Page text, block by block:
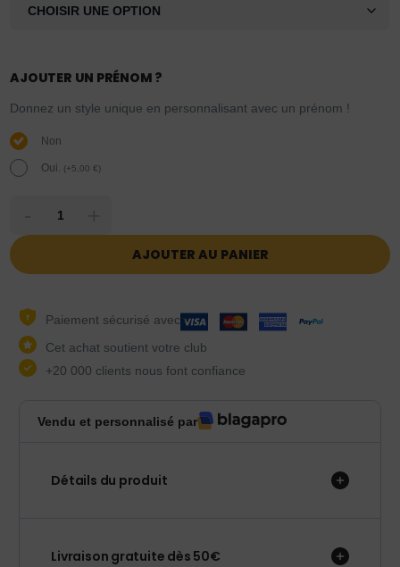
AJOUTER UN PRÉNOM ?
Donnez un style unique en personnalisant avec un prénom !
Non
Oui. (+5,00€)
AJOUTER AU PANIER
Paiement sécurisé avec
Cet achat soutient votre club
+20 000 clients nous font confiance
Vendu et personnalisé par
Détails du produit
Livraison gratuite dès 50€